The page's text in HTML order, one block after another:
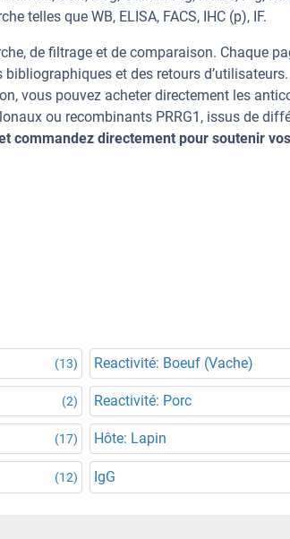
telles que WB, ELISA, FACS, IHC (p), IF.
de filtrage et de comparaison. Chaque
et des retours d’utilisateurs.
vous pouvez acheter directement les
ou recombinants PRRG1, issus de
commandez directement pour soutenir vos
(13) Reactivité: Boeuf (Vache)
(2) Reactivité: Porc
(17) Hôte: Lapin
(12) IgG